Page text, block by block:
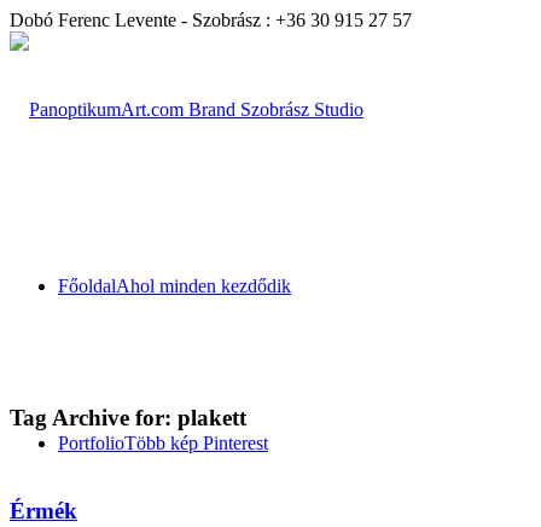
Dobó Ferenc Levente - Szobrász : +36 30 915 27 57
FőoldalAhol minden kezdődik
PortfolioTöbb kép Pinterest
Tag Archive for: plakett
Érmék